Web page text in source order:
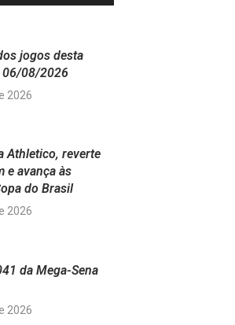
jogos desta
08/2026
2026
Athletico, reverte
e avança às
do Brasil
2026
da Mega-Sena
2026